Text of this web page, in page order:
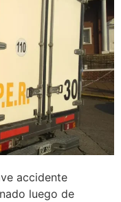
accidente
luego de